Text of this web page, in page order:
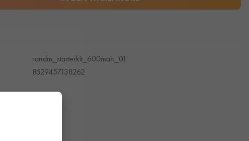
randm_starterkit_600mah_01
8529457138262